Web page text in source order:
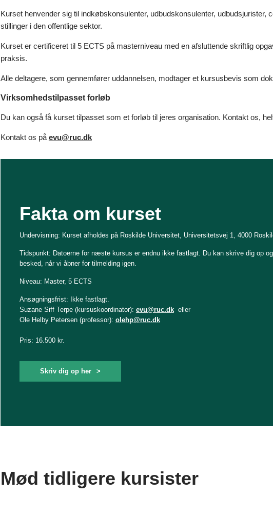
Kurset henvender sig til indkøbskonsulenter, udbudskonsulenter,
stillinger i den offentlige sektor.
Kurset er certificeret til 5 ECTS på masterniveau med en afsluttende skriftlig
praksis.
Alle deltagere, som gennemfører uddannelsen, modtager et kursusbevis som
Virksomhedstilpasset forløb
Du kan også få kurset tilpasset som et forløb til jeres organisation. Kontakt os,
Kontakt os på evu@ruc.dk
Fakta om kurset
Undervisning: Kurset afholdes på Roskilde Universitet, Universitetsvej 1, 4000
Tidspunkt: Datoerne for næste kursus er endnu ikke fastlagt. Du kan skrive dig op
besked, når vi åbner for tilmelding igen.
Niveau: Master, 5 ECTS
Ansøgningsfrist: Ikke fastlagt.
Suzane Siff Terpe (kursuskoordinator): evu@ruc.dkeller
Ole Helby Petersen (professor): olehp@ruc.dk
Pris: 16.500 kr.
Skriv dig op her
Mød tidligere kursister